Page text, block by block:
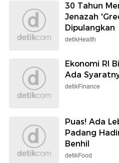
30 Tahun
Jenazah
Dipulangkan
detikHealth
Ekonomi RI
Ada
detikFinance
Puas! Ada
Padang
Benhil
detikFood